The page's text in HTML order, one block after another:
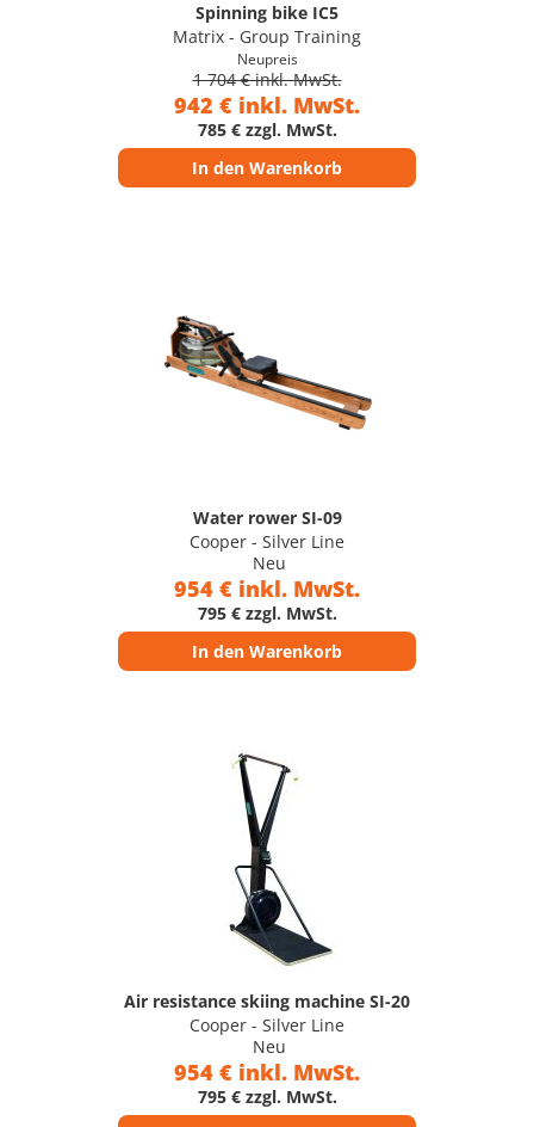
Spinning bike IC5
Matrix - Group Training
Neupreis
1 704 € inkl. MwSt.
942 € inkl. MwSt.
785 € zzgl. MwSt.
In den Warenkorb
Water rower SI-09
Cooper - Silver Line
Neu
954 € inkl. MwSt.
795 € zzgl. MwSt.
In den Warenkorb
Air resistance skiing machine SI-20
Cooper - Silver Line
Neu
954 € inkl. MwSt.
795 € zzgl. MwSt.